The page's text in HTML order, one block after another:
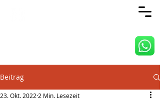
Beitrag
23. Okt. 2022 2 Min. Lesezeit